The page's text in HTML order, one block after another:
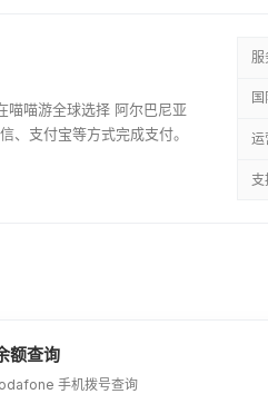
喵游全球选择 阿尔巴尼亚
支付宝等方式完成支付。
运
额查询
手机拨号查询